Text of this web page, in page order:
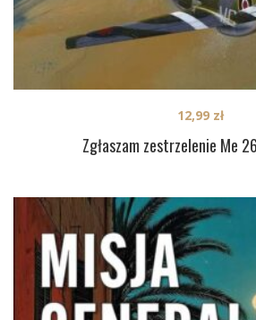
Zgłaszam zestrzelenie Me
12,99 zł